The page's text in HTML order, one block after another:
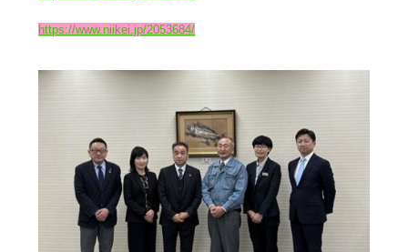
https://www.niikei.jp/2053684/